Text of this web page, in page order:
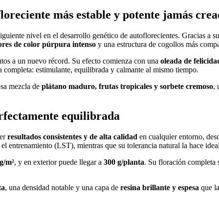
más estable y potente jamás
nivel en el desarrollo genético de autoflorecientes. Gracias a
de color púrpura intenso y una estructura de cogollos más
a un nuevo récord. Su efecto comienza con una oleada de
completa: estimulante, equilibrada y calmante al mismo tiempo.
mezcla de plátano maduro, frutas tropicales y sorbete cremoso,
equilibrada
resultados consistentes y de alta calidad en cualquier entorno,
entrenamiento (LST), mientras que su tolerancia natural la hace
m², y en exterior puede llegar a 300 g/planta. Su floración completa
, una densidad notable y una capa de resina brillante y espesa que